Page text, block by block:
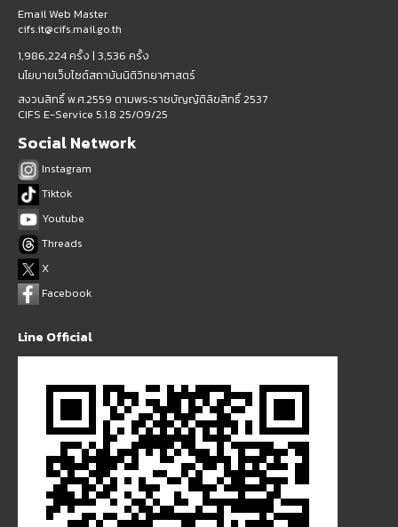
Email Web Master
cifs.it@cifs.mail.go.th
1,986,224 ครั้ง | 3,536 ครั้ง
นโยบายเว็บไซต์สถาบันนิติวิทยาศาสตร์
สงวนสิทธิ์ พ.ศ.2559 ตามพระราชบัญญัติลิขสิทธิ์ 2537
CIFS E-Service 5.1.8 25/09/25
Social Network
Instagram
Tiktok
Youtube
Threads
X
Facebook
Line Official